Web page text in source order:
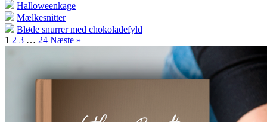
Halloweenkage
Mælkesnitter
Bløde snurrer med chokoladefyld
1 2 3 … 24 Næste »